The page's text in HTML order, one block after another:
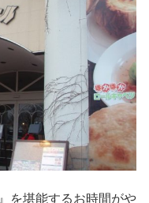
』を堪能するお時間がや